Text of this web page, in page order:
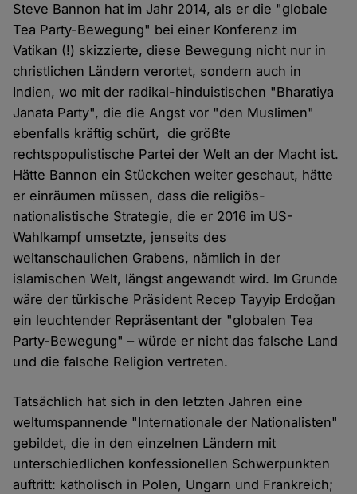
Steve Bannon hat im Jahr 2014, als er die "globale
Tea Party-Bewegung" bei einer Konferenz im
Vatikan (!) skizzierte, diese Bewegung nicht nur in
christlichen Ländern verortet, sondern auch in
Indien, wo mit der radikal-hinduistischen "Bharatiya
Janata Party", die die Angst vor "den Muslimen"
ebenfalls kräftig schürt, die größte
rechtspopulistische Partei der Welt an der Macht ist.
Hätte Bannon ein Stückchen weiter geschaut, hätte
er einräumen müssen, dass die religiös-
nationalistische Strategie, die er 2016 im US-
Wahlkampf umsetzte, jenseits des
weltanschaulichen Grabens, nämlich in der
islamischen Welt, längst angewandt wird. Im Grunde
wäre der türkische Präsident Recep Tayyip Erdoğan
ein leuchtender Repräsentant der "globalen Tea
Party-Bewegung" – würde er nicht das falsche Land
und die falsche Religion vertreten.
Tatsächlich hat sich in den letzten Jahren eine
weltumspannende "Internationale der Nationalisten"
gebildet, die in den einzelnen Ländern mit
unterschiedlichen konfessionellen Schwerpunkten
auftritt: katholisch in Polen, Ungarn und Frankreich;